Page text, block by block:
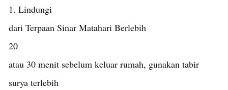
1. Lindungi
dari Terpaan Sinar Matahari Berlebih
20
atau 30 menit sebelum keluar rumah, gunakan tabir
surya terlebih